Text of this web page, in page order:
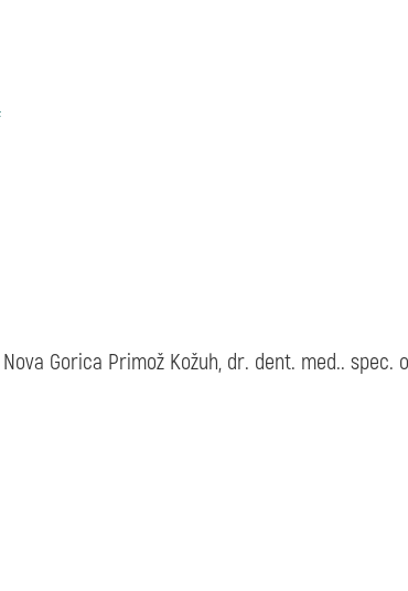
Gorica Primož Kožuh, dr. dent. med.. spec.